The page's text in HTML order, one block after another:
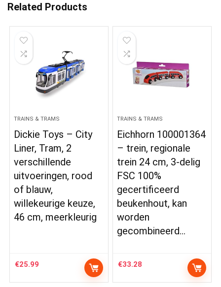
Related Products
TRAINS & TRAMS
Dickie Toys – City
Liner, Tram, 2
verschillende
uitvoeringen, rood
of blauw,
willekeurige keuze,
46 cm, meerkleurig
€25.99
TRAINS & TRAMS
Eichhorn 100001364
– trein, regionale
trein 24 cm, 3-delig
FSC 100%
gecertificeerd
beukenhout, kan
worden
gecombineerd…
€33.28